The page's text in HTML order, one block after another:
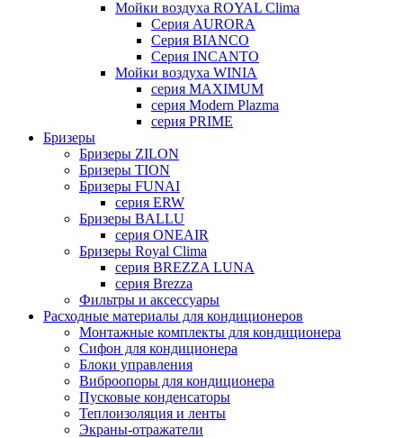
Мойки воздуха ROYAL Clima
Серия AURORA
Серия BIANCO
Серия INCANTO
Мойки воздуха WINIA
серия MAXIMUM
серия Modern Plazma
серия PRIME
Бризеры
Бризеры ZILON
Бризеры TION
Бризеры FUNAI
серия ERW
Бризеры BALLU
серия ONEAIR
Бризеры Royal Clima
серия BREZZA LUNA
серия Brezza
Фильтры и аксессуары
Расходные материалы для кондиционеров
Монтажные комплекты для кондиционера
Сифон для кондиционера
Блоки управления
Виброопоры для кондиционера
Пусковые конденсаторы
Теплоизоляция и ленты
Экраны-отражатели